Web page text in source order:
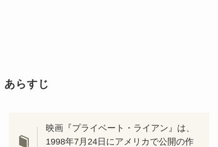
あらすじ
映画『プライベート・ライアン』は、
1998年7月24日にアメリカで公開の作